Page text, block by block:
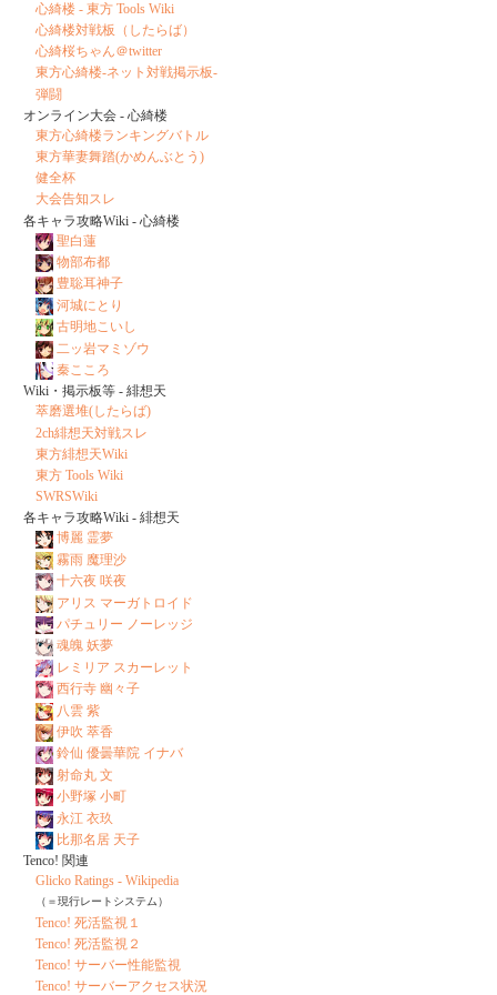
心綺楼 - 東方 Tools Wiki
心綺楼対戦板（したらば）
心綺桜ちゃん＠twitter
東方心綺楼-ネット対戦掲示板-
弾闘
オンライン大会 - 心綺楼
東方心綺楼ランキングバトル
東方華妻舞踏(かめんぶとう)
健全杯
大会告知スレ
各キャラ攻略Wiki - 心綺楼
聖白蓮
物部布都
豊聡耳神子
河城にとり
古明地こいし
二ッ岩マミゾウ
秦こころ
Wiki・掲示板等 - 緋想天
萃磨選堆(したらば)
2ch緋想天対戦スレ
東方緋想天Wiki
東方 Tools Wiki
SWRSWiki
各キャラ攻略Wiki - 緋想天
博麗 霊夢
霧雨 魔理沙
十六夜 咲夜
アリス マーガトロイド
パチュリー ノーレッジ
魂魄 妖夢
レミリア スカーレット
西行寺 幽々子
八雲 紫
伊吹 萃香
鈴仙 優曇華院 イナバ
射命丸 文
小野塚 小町
永江 衣玖
比那名居 天子
Tenco! 関連
Glicko Ratings - Wikipedia
（＝現行レートシステム）
Tenco! 死活監視１
Tenco! 死活監視２
Tenco! サーバー性能監視
Tenco! サーバーアクセス状況